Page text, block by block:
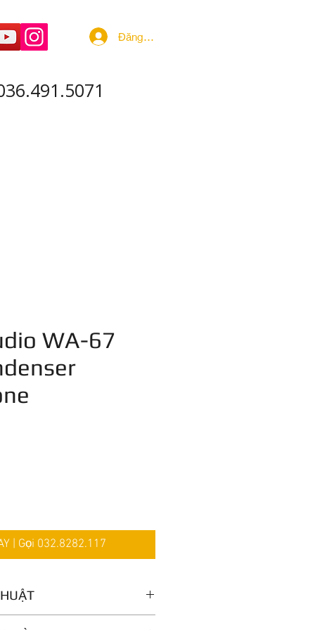
Đăng nhập
WA-67
| Gọi 032.8282.117